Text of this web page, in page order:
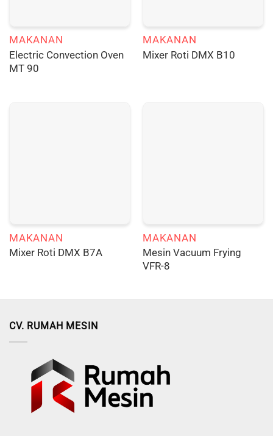
MAKANAN
Electric Convection Oven
MT 90
MAKANAN
Mixer Roti DMX B10
MAKANAN
Mixer Roti DMX B7A
MAKANAN
Mesin Vacuum Frying
VFR-8
CV. RUMAH MESIN